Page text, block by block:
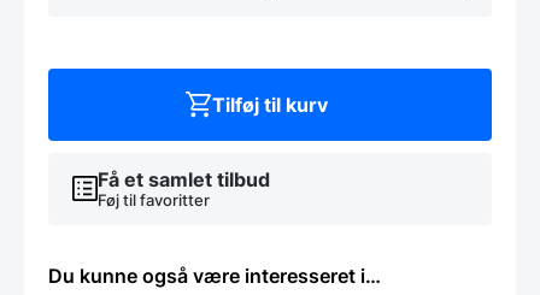
Hendi
Få et samlet tilbud
Føj til favoritter
Tilføj til kurv
Du kunne også være interesseret i…